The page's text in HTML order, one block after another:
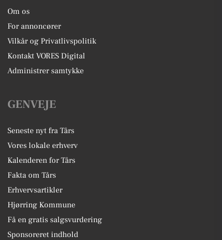
Om os
For annoncører
Vilkår og Privatlivspolitik
Kontakt VORES Digital
Administrer samtykke
GENVEJE
Seneste nyt fra Tårs
Vores lokale erhverv
Kalenderen for Tårs
Fakta om Tårs
Erhvervsartikler
Hjørring Kommune
Få en gratis salgsvurdering
Sponsoreret indhold